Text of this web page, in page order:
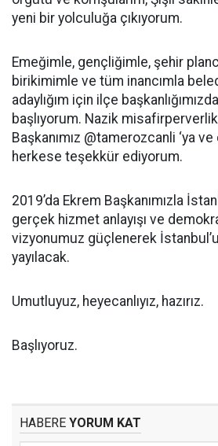
yeni bir yolculuğa çıkıyorum.
Emeğimle, gençliğimle, şehir
birikimimle ve tüm inancımla
adaylığım için ilçe
başlıyorum. Nazik
Başkanımız @tamerozcanli ‘ya
herkese teşekkür ediyorum.
2019’da Ekrem Başkanımızla
gerçek hizmet anlayışı ve
vizyonumuz güçlenerek
yayılacak.
Umutluyuz, heyecanlıyız, hazırız.
Başlıyoruz.
HABERE YORUM KAT